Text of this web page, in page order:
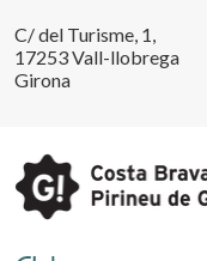
C/ del Turisme, 1,
17253 Vall-llobrega
Girona